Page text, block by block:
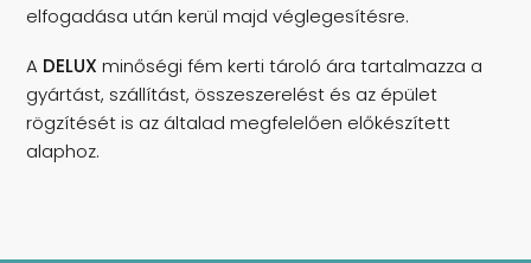
elfogadása után kerül majd véglegesítésre.
A DELUX minőségi fém kerti tároló ára tartalmazza a
gyártást, szállítást, összeszerelést és az épület
rögzítését is az általad megfelelően előkészített
alaphoz.